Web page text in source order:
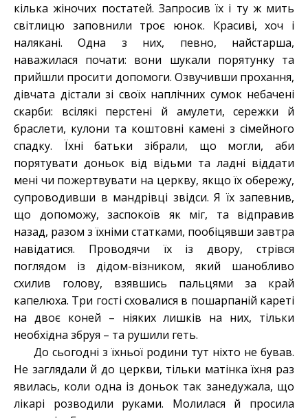
кілька жіночих постатей. Запросив їх і ту ж мить
світлицю заповнили троє юнок. Красиві, хоч і
налякані. Одна з них, певно, найстарша,
наважилася почати: вони шукали порятунку та
прийшли просити допомоги. Озвучивши прохання,
дівчата дістали зі своїх наплічних сумок небачені
скарби: всілякі перстені й амулети, сережки й
браслети, кулони та коштовні камені з сімейного
спадку. Їхні батьки зібрали, що могли, аби
порятувати доньок від відьми та ладні віддати
мені чи пожертвувати на церкву, якщо їх обережу,
супроводивши в мандрівці звідси. Я їх запевнив,
що допоможу, заспокоїв як міг, та відправив
назад, разом з їхніми статками, пообіцявши завтра
навідатися. Проводячи їх із двору, стрівся
поглядом із дідом-візником, який шанобливо
схилив голову, взявшись пальцями за край
капелюха. Три гості сховалися в пошарпаній кареті
на двоє коней – ніяких лишків на них, тільки
необхідна збруя – та рушили геть.
До сьогодні з їхньої родини тут ніхто не бував.
Не заглядали й до церкви, тільки матінка їхня раз
явилась, коли одна із доньок так занедужала, що
лікарі розводили руками. Молилася й просила